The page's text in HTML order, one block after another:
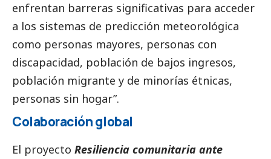
enfrentan barreras significativas para acceder
a los sistemas de predicción meteorológica
como personas mayores, personas con
discapacidad, población de bajos ingresos,
población migrante y de minorías étnicas,
personas sin hogar”.
Colaboración global
El proyecto Resiliencia comunitaria ante